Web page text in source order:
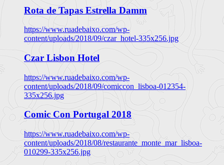
Rota de Tapas Estrella Damm
https://www.ruadebaixo.com/wp-
content/uploads/2018/09/czar_hotel-335x256.jpg
Czar Lisbon Hotel
https://www.ruadebaixo.com/wp-
content/uploads/2018/09/comiccon_lisboa-012354-
335x256.jpg
Comic Con Portugal 2018
https://www.ruadebaixo.com/wp-
content/uploads/2018/08/restaurante_monte_mar_lisboa-
010299-335x256.jpg